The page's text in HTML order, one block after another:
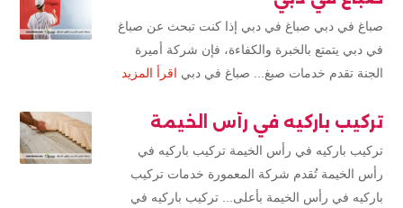
صباغ في دبي صباغ في دبي إذا كنت تبحث عن صباغ
في دبي يتمتع بالخبرة والكفاءة، فإن شركة أميرة
الجنة تقدم خدمات صبغ... صباغ في دبي اقرأ المزيد
تركيب باركيه في رأس الخيمة
تركيب باركيه في رأس الخيمة تركيب باركيه في
رأس الخيمة تُقدم شركة المعمورة خدمات تركيب
باركيه في رأس الخيمة بأعلى... تركيب باركيه في